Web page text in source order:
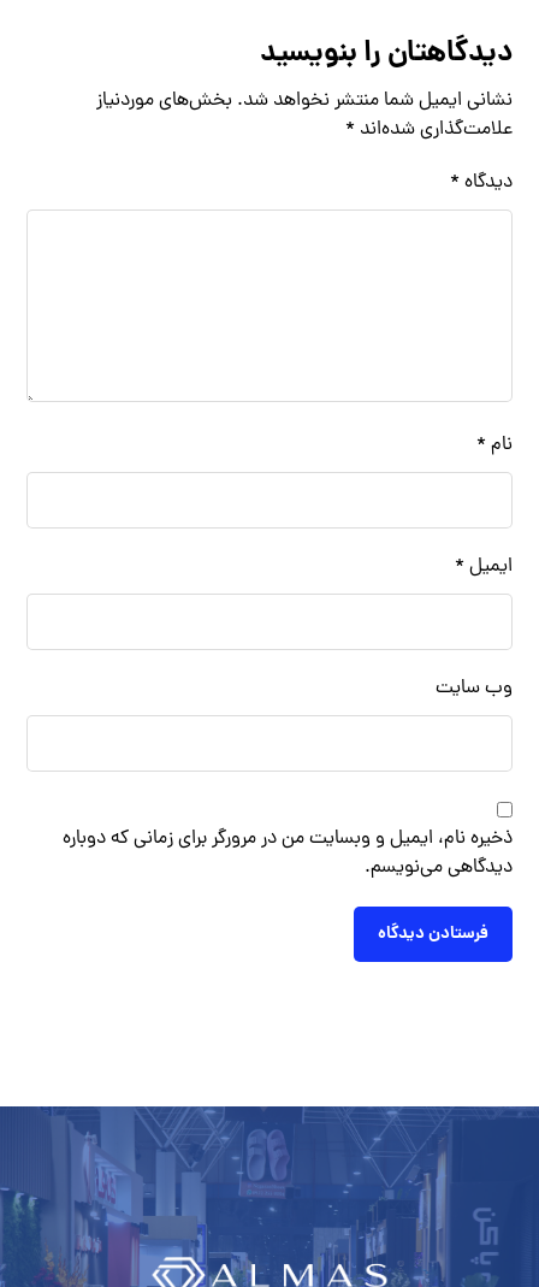
دیدگاهتان را بنویسید
نشانی ایمیل شما منتشر نخواهد شد. بخش‌های موردنیاز
علامت‌گذاری شده‌اند *
دیدگاه *
نام *
ایمیل *
وب‌ سایت
ذخیره نام، ایمیل و وبسایت من در مرورگر برای زمانی که دوباره
دیدگاهی می‌نویسم.